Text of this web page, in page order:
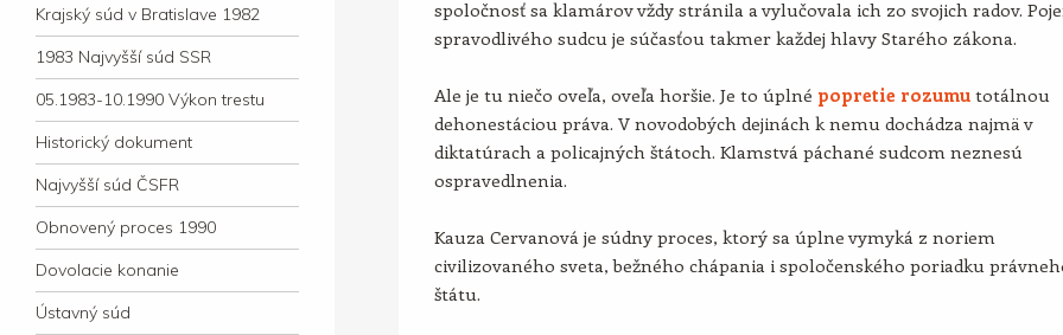
Krajský súd v Bratislave 1982
1983 Najvyšší súd SSR
05.1983-10.1990 Výkon trestu
Historický dokument
Najvyšší súd ČSFR
Obnovený proces 1990
Dovolacie konanie
Ústavný súd
spoločnosť sa klamárov vždy stránila a vylučovala ich zo svojich radov.
spravodlivého sudcu je súčasťou takmer každej hlavy Starého zákona.
Ale je tu niečo oveľa, oveľa horšie. Je to úplné popretie rozumu totálnou
dehonestáciou práva. V novodobých dejinách k nemu dochádza najmä v
diktatúrach a policajných štátoch. Klamstvá páchané sudcom neznesú
ospravedlnenia.
Kauza Cervanová je súdny proces, ktorý sa úplne vymyká z noriem
civilizovaného sveta, bežného chápania i spoločenského poriadku
štátu.